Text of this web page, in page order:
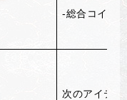
-総合コイン
次のアイテ